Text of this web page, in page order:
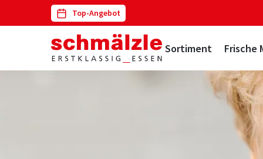
Top-Angebot
Navigation
Sortiment Frische